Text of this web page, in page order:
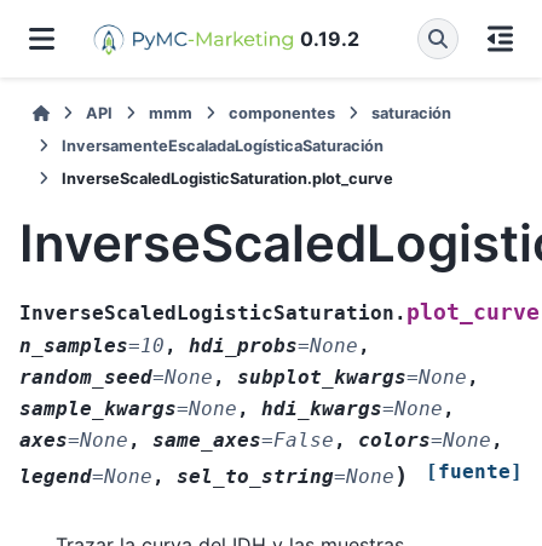
0.19.2
API mmm componentes
saturación
InversamenteEscaladaLogísticaSaturación
InverseScaledLogisticSaturation.plot_curve
InverseScaledLogisticSaturation. plot_curve
n_samples=10 , hdi_probs=None ,
random_seed=None , subplot_kwargs=None ,
sample_kwargs=None , hdi_kwargs=None ,
axes=None , same_axes=False , colors=None ,
legend=None , sel_to_string=None ) [fuente]